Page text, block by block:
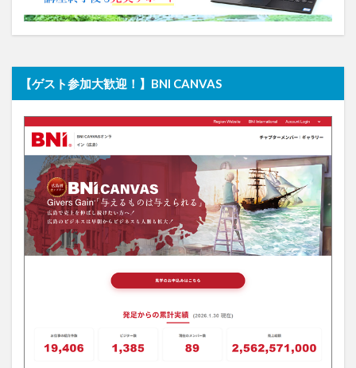
【ゲスト参加大歓迎！】BNI CANVAS